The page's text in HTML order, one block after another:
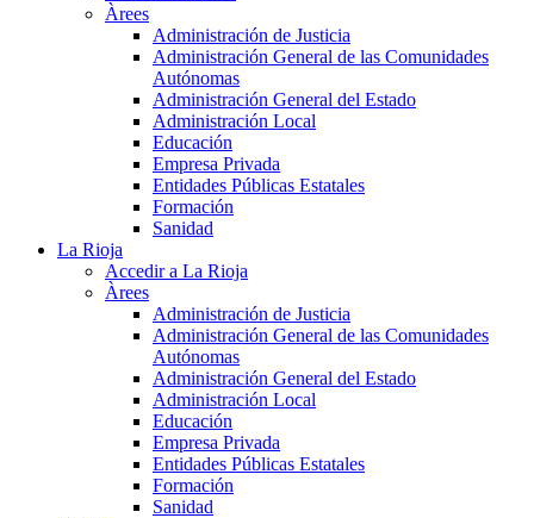
Àrees
Administración de Justicia
Administración General de las Comunidades
Autónomas
Administración General del Estado
Administración Local
Educación
Empresa Privada
Entidades Públicas Estatales
Formación
Sanidad
La Rioja
Accedir a La Rioja
Àrees
Administración de Justicia
Administración General de las Comunidades
Autónomas
Administración General del Estado
Administración Local
Educación
Empresa Privada
Entidades Públicas Estatales
Formación
Sanidad